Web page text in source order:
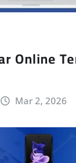
Online
Mar 2, 2026